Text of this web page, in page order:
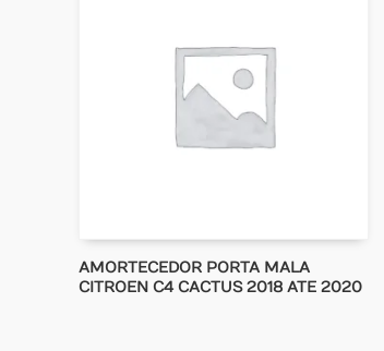
AMORTECEDOR PORTA MALA
CITROEN C4 CACTUS 2018 ATE 2020